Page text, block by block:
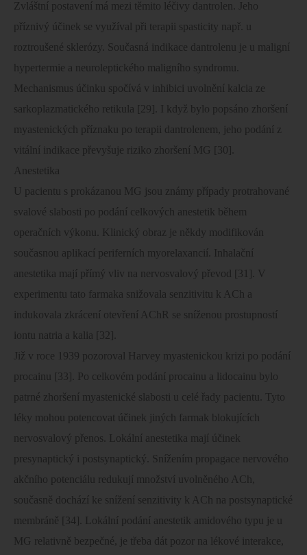
Zvláštní postavení má mezi těmito léčivy dantrolen. Jeho
příznivý účinek se využíval při terapii spasticity např. u
roztroušené sklerózy. Současná indikace dantrolenu je u maligní
hypertermie a neuroleptického maligního syndromu.
Mechanismus účinku spočívá v inhibici uvolnění kalcia ze
sarkoplazmatického retikula [29]. I když bylo popsáno zhoršení
myastenických příznaku po terapii dantrolenem, jeho podání z
vitální indikace převyšuje riziko zhoršení MG [30].
Anestetika
U pacientu s prokázanou MG jsou známy případy protrahované
svalové slabosti po podání celkových anestetik během
operačních výkonu. Klinický obraz je někdy modifikován
současnou aplikací periferních myorelaxancií. Inhalační
anestetika mají přímý vliv na nervosvalový převod [31]. V
experimentu tato farmaka snižovala senzitivitu k ACh a
indukovala zkrácení otevření AChR se sníženou prostupností
iontu natria a kalia [32].
Již v roce 1939 pozoroval Harvey myastenickou krizi po podání
procainu [33]. Po celkovém podání procainu a lidocainu bylo
patrné zhoršení myastenické slabosti u celé řady pacientu. Tyto
léky mohou potencovat účinek jiných farmak blokujících
nervosvalový přenos. Lokální anestetika mají účinek
presynaptický i postsynaptický. Snížením propagace nervového
akčního potenciálu redukují množství uvolněného ACh,
současně dochází ke snížení senzitivity k ACh na postsynaptické
membráně [34]. Lokální podání anestetik amidového typu je u
MG relativně bezpečné, je třeba dát pozor na lékové interakce,